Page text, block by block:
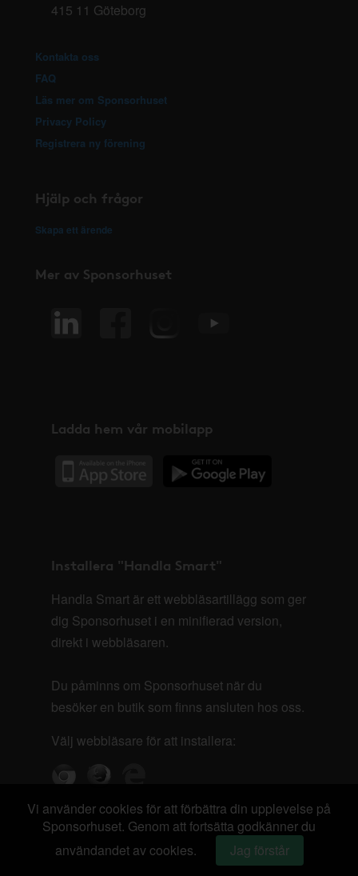
415 11 Göteborg
Kontakta oss
FAQ
Läs mer om Sponsorhuset
Privacy Policy
Registrera ny förening
Hjälp och frågor
Skapa ett ärende
Mer av Sponsorhuset
Ladda hem vår mobilapp
Installera "Handla Smart"
Handla Smart är ett webbläsartillägg som ger
dig Sponsorhuset i en minifierad version,
direkt i webbläsaren.
Du påminns om Sponsorhuset när du
besöker en butik som finns ansluten hos oss.
Välj webbläsare för att installera:
Vi använder cookies för att förbättra din upplevelse på
Sponsorhuset. Genom att fortsätta godkänner du
användandet av cookies.
Jag förstår